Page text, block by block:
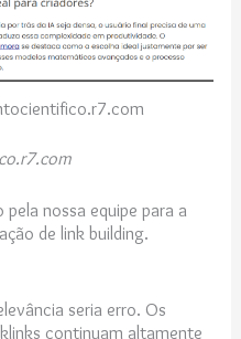
nossa equipe para a
de link building.
seria erro. Os
continuam altamente